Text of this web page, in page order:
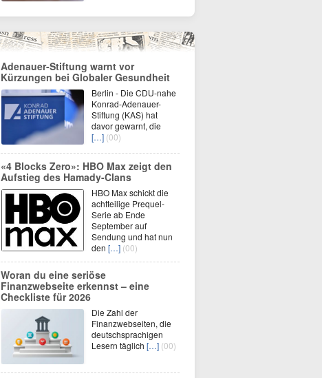
Adenauer-Stiftung warnt vor
Kürzungen bei Globaler Gesundheit
Berlin - Die CDU-nahe
Konrad-Adenauer-
Stiftung (KAS) hat
davor gewarnt, die
[…] (00)
«4 Blocks Zero»: HBO Max zeigt den
Aufstieg des Hamady-Clans
HBO Max schickt die
achtteilige Prequel-
Serie ab Ende
September auf
Sendung und hat nun
den […] (00)
Woran du eine seriöse
Finanzwebseite erkennst – eine
Checkliste für 2026
Die Zahl der
Finanzwebseiten, die
deutschsprachigen
Lesern täglich […] (00)